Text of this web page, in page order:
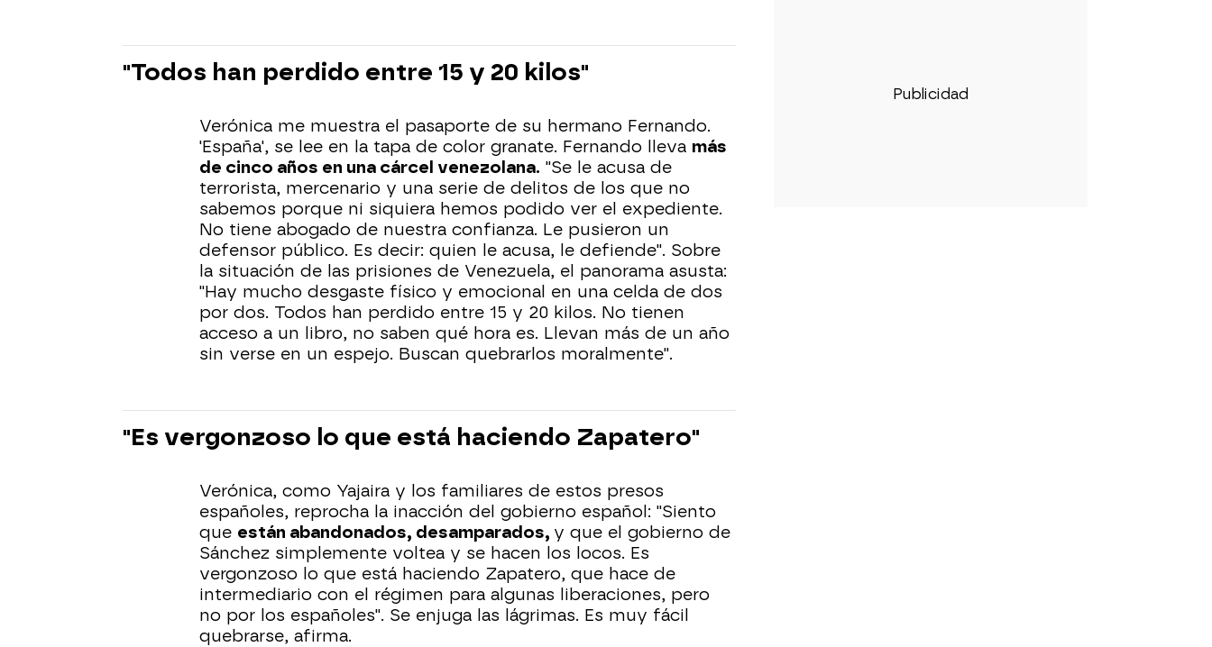
"Todos han perdido entre 15 y 20 kilos"
Verónica me muestra el pasaporte de su hermano Fernando.
'España', se lee en la tapa de color granate. Fernando lleva más
de cinco años en una cárcel venezolana. "Se le acusa de
terrorista, mercenario y una serie de delitos de los que no
sabemos porque ni siquiera hemos podido ver el expediente.
No tiene abogado de nuestra confianza. Le pusieron un
defensor público. Es decir: quien le acusa, le defiende". Sobre
la situación de las prisiones de Venezuela, el panorama asusta:
"Hay mucho desgaste físico y emocional en una celda de dos
por dos. Todos han perdido entre 15 y 20 kilos. No tienen
acceso a un libro, no saben qué hora es. Llevan más de un año
sin verse en un espejo. Buscan quebrarlos moralmente".
"Es vergonzoso lo que está haciendo Zapatero"
Verónica, como Yajaira y los familiares de estos presos
españoles, reprocha la inacción del gobierno español: "Siento
que están abandonados, desamparados, y que el gobierno de
Sánchez simplemente voltea y se hacen los locos. Es
vergonzoso lo que está haciendo Zapatero, que hace de
intermediario con el régimen para algunas liberaciones, pero
no por los españoles". Se enjuga las lágrimas. Es muy fácil
quebrarse, afirma.